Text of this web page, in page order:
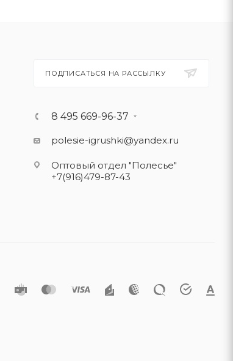
ПОДПИСАТЬСЯ НА РАССЫЛКУ
8 495 669-96-37
polesie-igrushki@yandex.ru
Оптовый отдел "Полесье"
+7(916)479-87-43